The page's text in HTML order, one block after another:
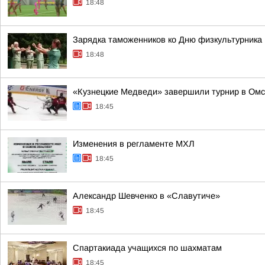
18:48
Зарядка таможенников ко Дню физкультурника
18:48
«Кузнецкие Медведи» завершили турнир в
18:45
Изменения в регламенте МХЛ
18:45
Александр Шевченко в «Славутиче»
18:45
Спартакиада учащихся по шахматам
18:45